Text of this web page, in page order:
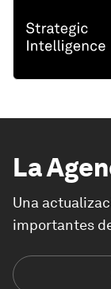
La
Una
importantes